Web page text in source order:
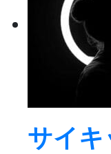
サイキ